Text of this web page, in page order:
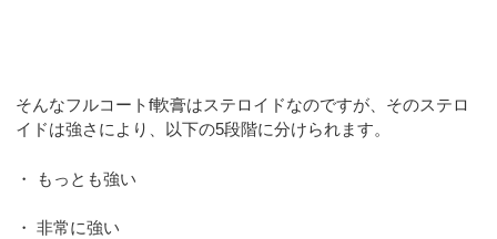
そんなフルコートf軟膏はステロイドなのですが、そのステロ
イドは強さにより、以下の5段階に分けられます。
・ もっとも強い
・ 非常に強い